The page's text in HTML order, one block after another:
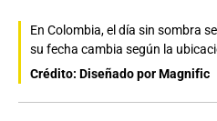
En Colombia, el día sin sombra
su fecha cambia según la
Crédito: Diseñado por Magnific